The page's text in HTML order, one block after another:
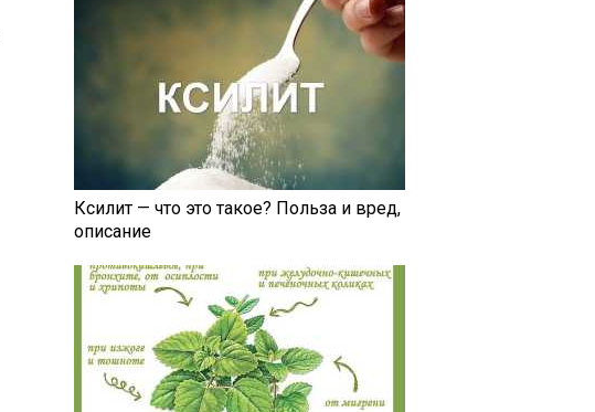
Ксилит — что это такое? Польза и вред,
описание